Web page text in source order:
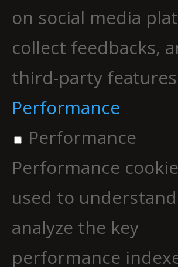
on social media
collect feedbacks,
third-party
Performance
Performance
Performance
used to
analyze the key
performance